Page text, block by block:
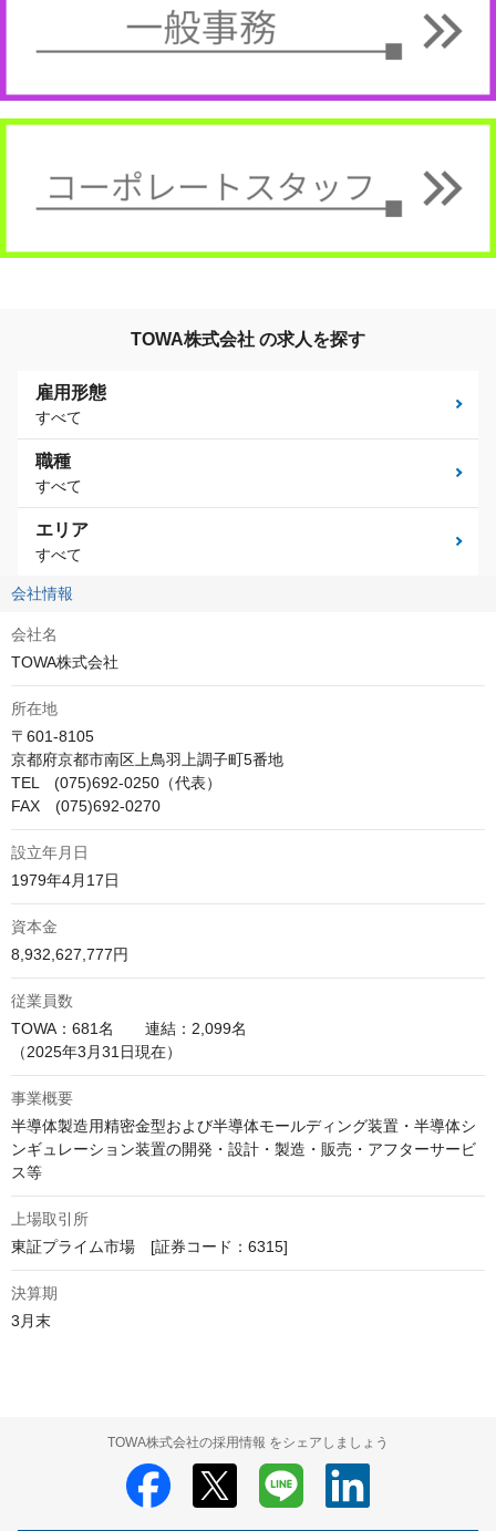
TOWA株式会社 の求人を探す
雇用形態
すべて
職種
すべて
エリア
すべて
会社情報
会社名
TOWA株式会社
所在地
〒601-8105
京都府京都市南区上鳥羽上調子町5番地
TEL　(075)692-0250（代表）
FAX　(075)692-0270
設立年月日
1979年4月17日
資本金
8,932,627,777円
従業員数
TOWA：681名　　連結：2,099名
（2025年3月31日現在）
事業概要
半導体製造用精密金型および半導体モールディング装置・半導体シ
ンギュレーション装置の開発・設計・製造・販売・アフターサービ
上場取引所
東証プライム市場　[証券コード：6315]
決算期
3月末
TOWA株式会社の採用情報 をシェアしましょう